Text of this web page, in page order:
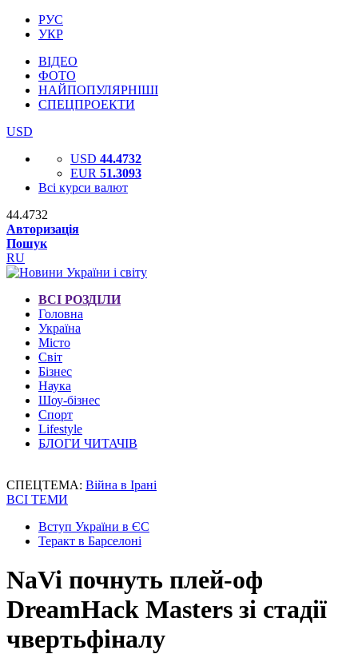
РУС
УКР
ВІДЕО
ФОТО
НАЙПОПУЛЯРНІШІ
СПЕЦПРОЕКТИ
USD
USD 44.4732
EUR 51.3093
Всі курси валют
44.4732
Авторизація
Пошук
RU
ВСІ РОЗДІЛИ
Головна
Україна
Місто
Світ
Бізнес
Наука
Шоу-бізнес
Спорт
Lifestyle
БЛОГИ ЧИТАЧІВ
СПЕЦТЕМА: Війна в Ірані
ВСІ ТЕМИ
Вступ України в ЄС
Теракт в Барселоні
NaVi почнуть плей-оф
DreamHack Masters зі стадії
чвертьфіналу